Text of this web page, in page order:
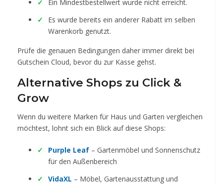
Ein Mindestbestellwert wurde nicht erreicht.
Es wurde bereits ein anderer Rabatt im selben
Warenkorb genutzt.
Prüfe die genauen Bedingungen daher immer direkt bei
Gutschein Cloud, bevor du zur Kasse gehst.
Alternative Shops zu Click &
Grow
Wenn du weitere Marken für Haus und Garten vergleichen
möchtest, lohnt sich ein Blick auf diese Shops:
Purple Leaf – Gartenmöbel und Sonnenschutz
für den Außenbereich
VidaXL – Möbel, Gartenausstattung und